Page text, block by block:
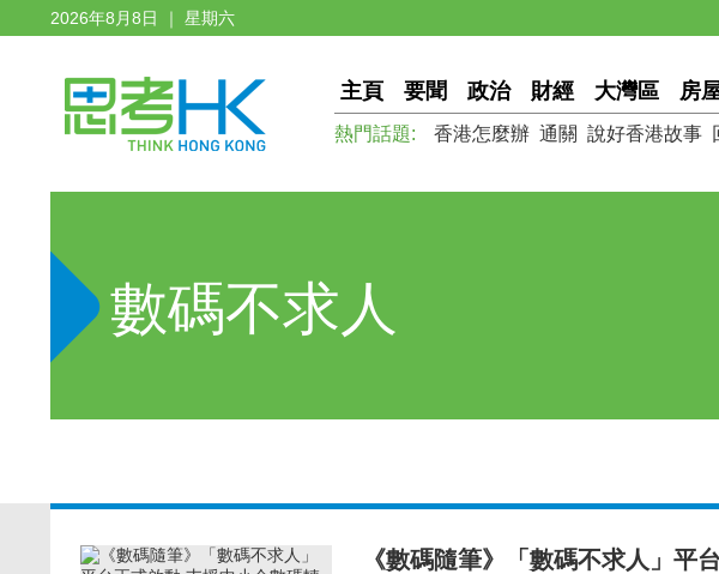
2026年8月8日 ｜ 星期六
主頁 要聞 政治 財經 大灣區 房
熱門話題: 香港怎麼辦 通關 說好香港故事
數碼不求人
《數碼隨筆》「數碼不求人」平